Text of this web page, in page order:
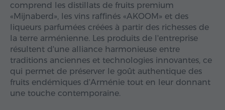
comprend les distillats de fruits premium
«Mijnaberd», les vins raffinés «AKOOM» et des
liqueurs parfumées créées à partir des richesses de
la terre arménienne. Les produits de l'entreprise
résultent d'une alliance harmonieuse entre
traditions anciennes et technologies innovantes, ce
qui permet de préserver le goût authentique des
fruits endémiques d'Arménie tout en leur donnant
une touche contemporaine.